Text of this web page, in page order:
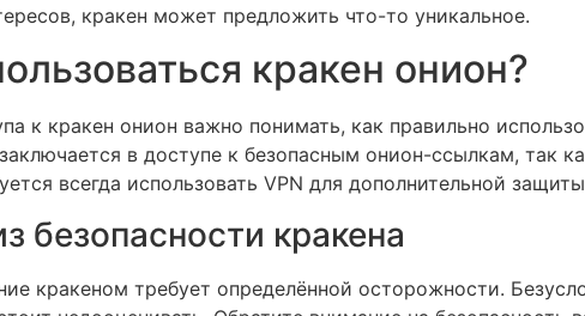
кракен может предложить что-то уникальное.
кракен онион?
к кракен онион важно понимать, как правильно
в доступе к безопасным онион-ссылкам, так
всегда использовать VPN для дополнительной
безопасности кракена
кракеном требует определённой осторожности.